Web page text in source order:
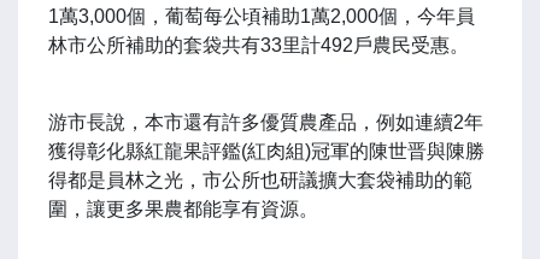
1萬3,000個，葡萄每公頃補助1萬2,000個，今年員
林市公所補助的套袋共有33里計492戶農民受惠。
游市長說，本市還有許多優質農產品，例如連續2年
獲得彰化縣紅龍果評鑑(紅肉組)冠軍的陳世晋與陳勝
得都是員林之光，市公所也研議擴大套袋補助的範
圍，讓更多果農都能享有資源。